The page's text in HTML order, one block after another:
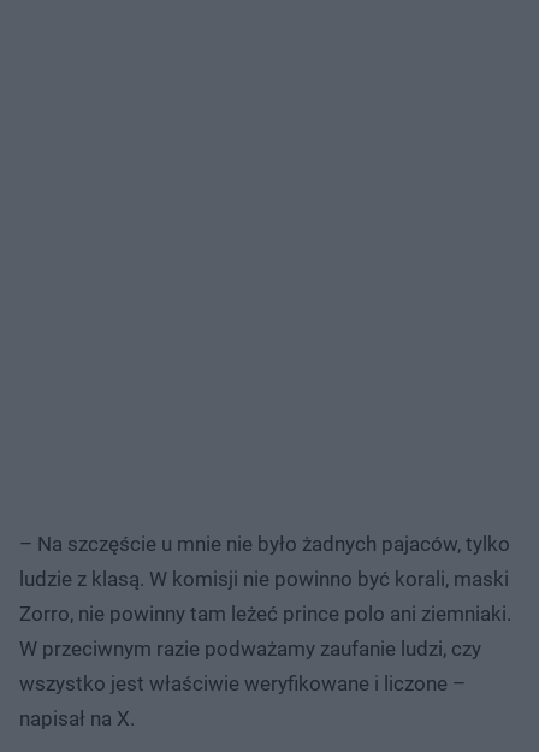
– Na szczęście u mnie nie było żadnych pajaców, tylko
ludzie z klasą. W komisji nie powinno być korali, maski
Zorro, nie powinny tam leżeć prince polo ani ziemniaki.
W przeciwnym razie podważamy zaufanie ludzi, czy
wszystko jest właściwie weryfikowane i liczone –
napisał na X.